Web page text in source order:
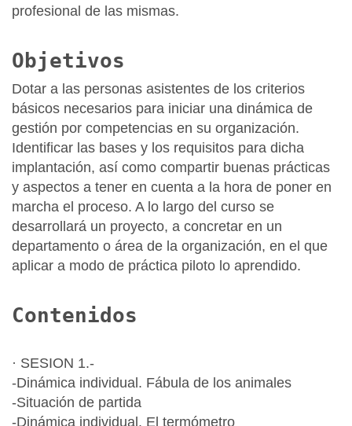
profesional de las mismas.
Objetivos
Dotar a las personas asistentes de los criterios
básicos necesarios para iniciar una dinámica de
gestión por competencias en su organización.
Identificar las bases y los requisitos para dicha
implantación, así como compartir buenas prácticas
y aspectos a tener en cuenta a la hora de poner en
marcha el proceso. A lo largo del curso se
desarrollará un proyecto, a concretar en un
departamento o área de la organización, en el que
aplicar a modo de práctica piloto lo aprendido.
Contenidos
· SESION 1.-
-Dinámica individual. Fábula de los animales
-Situación de partida
-Dinámica individual. El termómetro